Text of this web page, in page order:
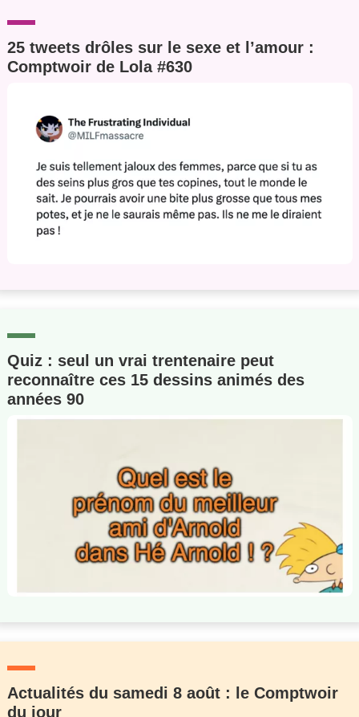
25 tweets drôles sur le sexe et l’amour :
Comptwoir de Lola #630
Quiz : seul un vrai trentenaire peut
reconnaître ces 15 dessins animés des
années 90
Actualités du samedi 8 août : le Comptwoir
du jour